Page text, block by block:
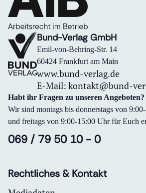
Bund-Verlag GmbH
Emil-von-Behring-Str. 14
60424 Frankfurt am Main
www.bund-verlag.de
E-Mail: kontakt@bund-
Habt ihr Fragen zu unseren Angeboten?
Wir sind montags bis donnerstags von
und freitags von 9:00-15:00 Uhr für Euch
069 / 79 50 10 - 0
Rechtliches & Kontakt